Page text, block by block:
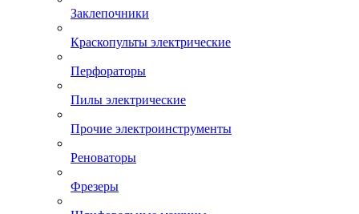
Заклепочники
Краскопульты электрические
Перфораторы
Пилы электрические
Прочие электроинструменты
Реноваторы
Фрезеры